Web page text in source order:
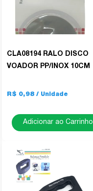
CLA08194 RALO DISCO
VOADOR PP/INOX 10CM
R$ 0,98
Adicionar ao Carrinho